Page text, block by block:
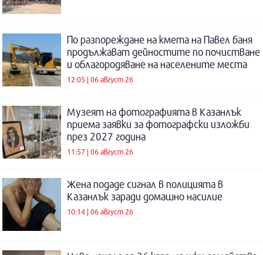
По разпореждане на кмета на Павел баня
продължават дейностите по почистване
и облагородяване на населените места
12:05 | 06 август 26
Музеят на фотографията в Казанлък
приема заявки за фотографски изложби
през 2027 година
11:57 | 06 август 26
Жена подаде сигнал в полицията в
Казанлък заради домашно насилие
10:14 | 06 август 26